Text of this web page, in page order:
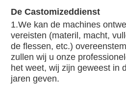
De Castomizeddienst
1.We kan de machines
vereisten (materil, macht,
de flessen, etc.)
zullen wij u onze
het weet, wij zijn geweest in
jaren geven.